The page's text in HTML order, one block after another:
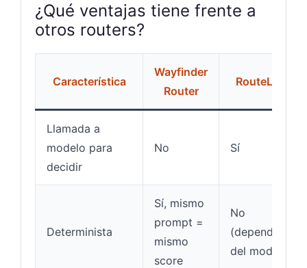
¿Qué ventajas tiene frente a
otros routers?
Característica
Wayfinder
Router
RouteLLM
Llamada a
modelo para
decidir
No Sí
Determinista
Sí, mismo
prompt =
mismo
score
No
(depende
del modelo)